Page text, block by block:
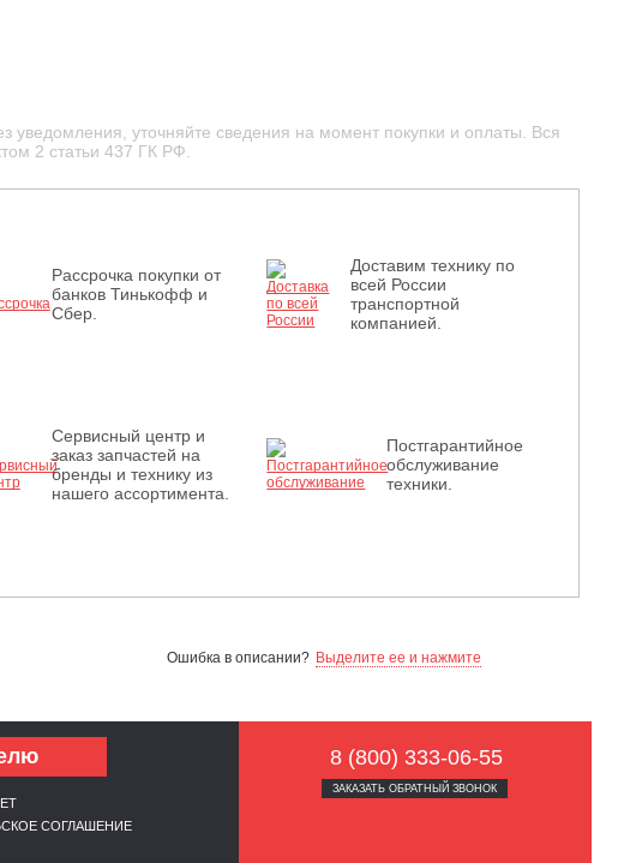
уведомления, уточняйте сведения на момент покупки и оплаты. Вся
2 статьи 437 ГК РФ.
Рассрочка покупки от
банков Тинькофф и
Сбер.
Доставим технику по
всей России
транспортной
компанией.
Сервисный центр и
заказ запчастей на
бренды и технику из
нашего ассортимента.
Постгарантийное
обслуживание
техники.
Ошибка в описании? Выделите ее и нажмите
СОГЛАШЕНИЕ
8 (800) 333-06-55
ЗАКАЗАТЬ ОБРАТНЫЙ ЗВОНОК